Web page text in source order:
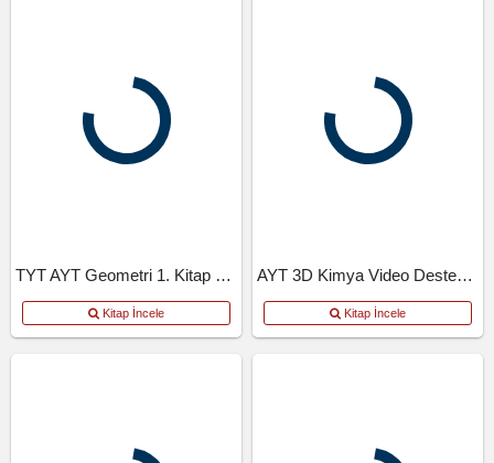
TYT AYT Geometri 1. Kitap Video Destekli Defter
Kitap İncele
AYT 3D Kimya Video Destekli Defter
Kitap İncele